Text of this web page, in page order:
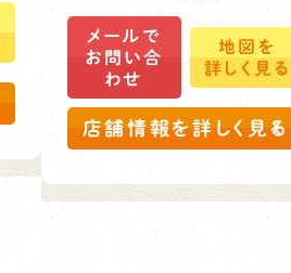
メールで
お問い合
わせ
地図を
詳しく見る
店舗情報を詳しく見る